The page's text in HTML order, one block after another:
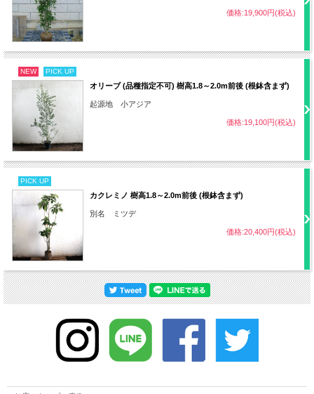
肥料
剪定
ポット径 12～15cm
植栽数
病気 特になし
害虫 特になし
その他
価格:19,900円(税込)
NEW PICK UP
オリーブ (品種指定不可) 樹高1.8～2.0m前後 (根鉢含まず)
起源地 小アジア
価格:19,100円(税込)
PICK UP
カクレミノ 樹高1.8～2.0m前後 (根鉢含まず)
別名 ミツデ
価格:20,400円(税込)